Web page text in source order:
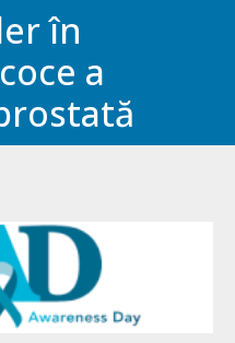
în
a